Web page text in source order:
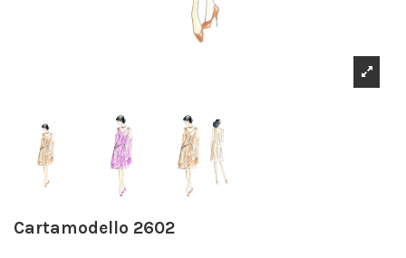
Cartamodello 2602